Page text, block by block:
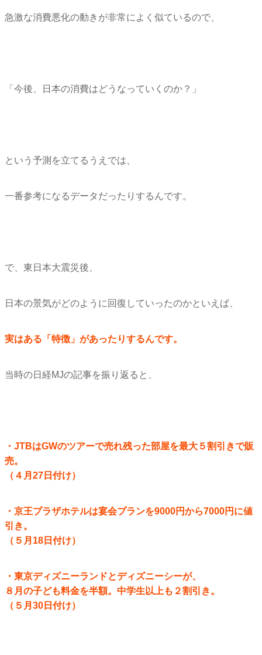
急激な消費悪化の動きが非常によく似ているので、
「今後、日本の消費はどうなっていくのか？」
という予測を立てるうえでは、
一番参考になるデータだったりするんです。
で、東日本大震災後、
日本の景気がどのように回復していったのかといえば、
実はある「特徴」があったりするんです。
当時の日経MJの記事を振り返ると、
・JTBはGWのツアーで売れ残った部屋を最大５割引きで販
売。
（４月27日付け）
・ 京王プラザホテルは宴会プランを9000円から7000円に値
引 き。
（５月18日付け）
・東京ディズニーランドとディズニーシーが、
８月の子ども料金を半額。中学生以上も２割引き。
（５月30日付け）